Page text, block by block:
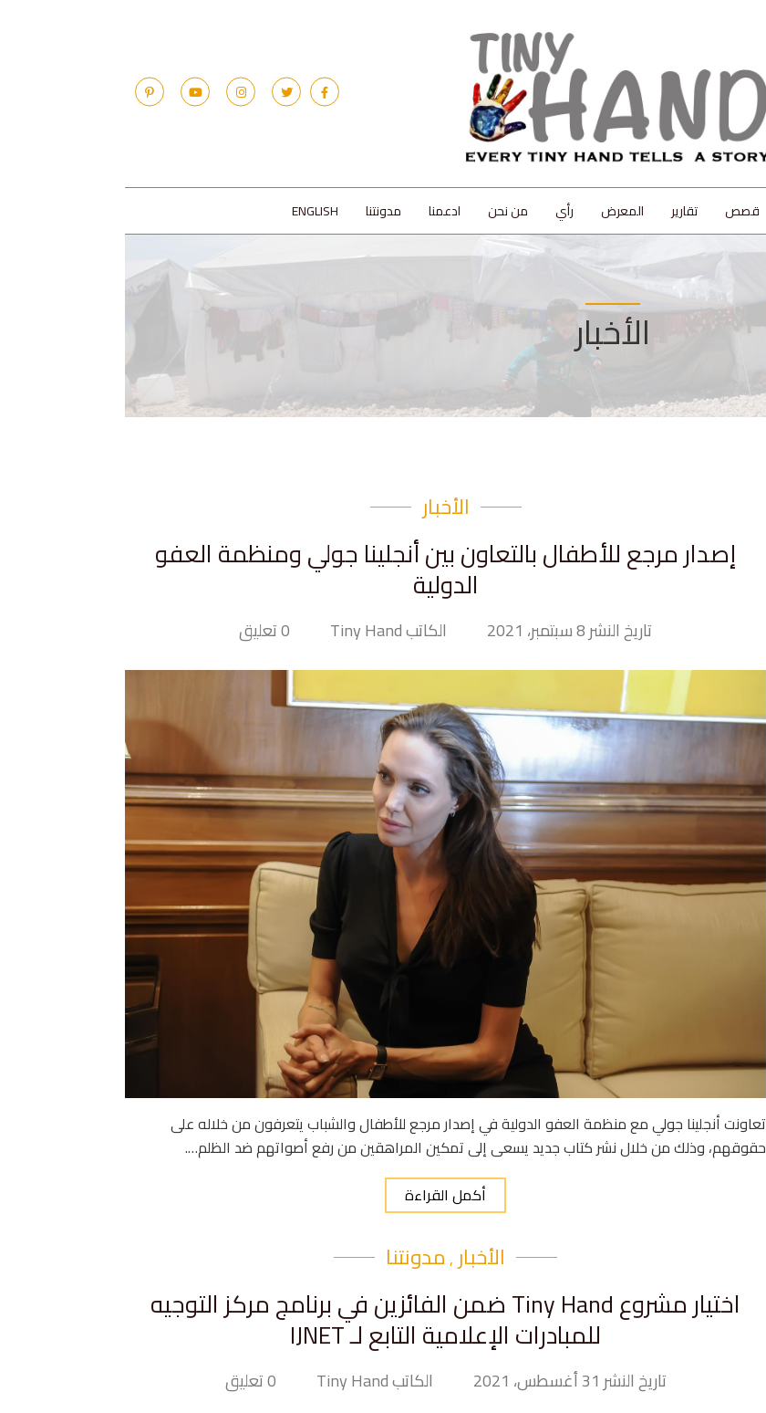
قصص تقارير المعرض رأي من نحن ادعمنا مدونتنا ENGLISH
الأخبار
الأخبار
إصدار مرجع للأطفال بالتعاون بين أنجلينا جولي ومنظمة العفو
الدولية
تاريخ النشر 8 سبتمبر، 2021 الكاتب Tiny Hand 0 تعليق
تعاونت أنجلينا جولي مع منظمة العفو الدولية في إصدار مرجع للأطفال والشباب يتعرفون من خلاله على
حقوقهم، وذلك من خلال نشر كتاب جديد يسعى إلى تمكين المراهقين من رفع أصواتهم ضد الظلم….
أكمل القراءة
الأخبار,مدونتنا
اختيار مشروع Tiny Hand ضمن الفائزين في برنامج مركز التوجيه
للمبادرات الإعلامية التابع لـ IJNET
تاريخ النشر 31 أغسطس، 2021 الكاتب Tiny Hand 0 تعليق